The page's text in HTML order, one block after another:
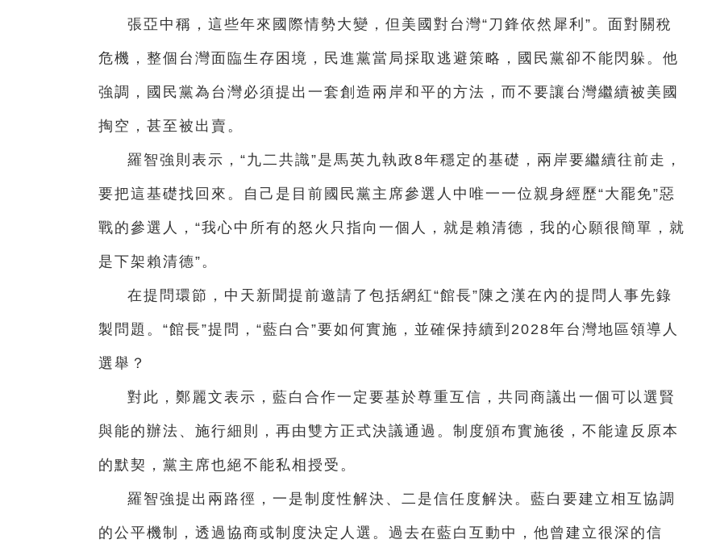
張亞中稱，這些年來國際情勢大變，但美國對台灣“刀鋒依然犀利”。面對關稅
危機，整個台灣面臨生存困境，民進黨當局採取逃避策略，國民黨卻不能閃躲。他
強調，國民黨為台灣必須提出一套創造兩岸和平的方法，而不要讓台灣繼續被美國
掏空，甚至被出賣。
羅智強則表示，“九二共識”是馬英九執政8年穩定的基礎，兩岸要繼續往前走，
要把這基礎找回來。自己是目前國民黨主席參選人中唯一一位親身經歷“大罷免”惡
戰的參選人，“我心中所有的怒火只指向一個人，就是賴清德，我的心願很簡單，就
是下架賴清德”。
在提問環節，中天新聞提前邀請了包括網紅“館長”陳之漢在內的提問人事先錄
製問題。“館長”提問，“藍白合”要如何實施，並確保持續到2028年台灣地區領導人
選舉？
對此，鄭麗文表示，藍白合作一定要基於尊重互信，共同商議出一個可以選賢
與能的辦法、施行細則，再由雙方正式決議通過。制度頒布實施後，不能違反原本
的默契，黨主席也絕不能私相授受。
羅智強提出兩路徑，一是制度性解決、二是信任度解決。藍白要建立相互協調
的公平機制，透過協商或制度決定人選。過去在藍白互動中，他曾建立很深的信